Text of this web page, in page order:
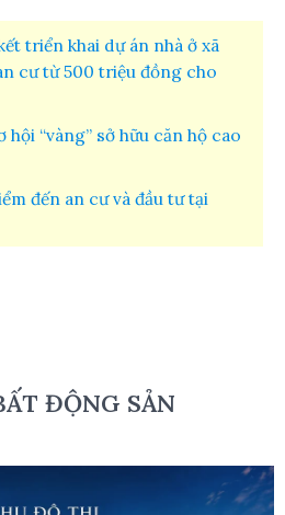
triển khai dự án nhà ở xã
cư từ 500 triệu đồng cho
hội “vàng” sở hữu căn hộ cao
đến an cư và đầu tư tại
ĐỘNG SẢN